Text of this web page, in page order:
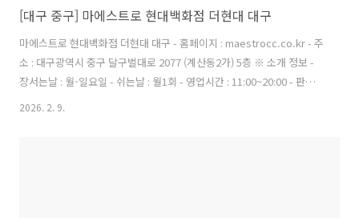
[대구 중구] 마에스트로 현대백화점 더현대 대구
마에스트로 현대백화점 더현대 대구 - 홈페이지 : maestrocc.co.kr - 주
소 : 대구광역시 중구 달구벌대로 2077 (계산동2가) 5층 ※ 소개 정보 -
장서는날 : 월-일요일 - 쉬는날 : 월1회 - 영업시간 : 11:00~20:00 - 판매
품목 : 의류 - 매장안내 : 환급서비스 제공방식 : 사후 - 문의및안내 : 053-
2026. 2. 9.